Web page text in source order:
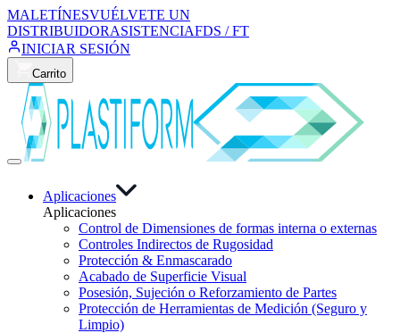
MALETÍNESVUÉLVETE UN
DISTRIBUIDORASISTENCIAFDS / FT
INICIAR SESIÓN
Carrito
Aplicaciones
Aplicaciones
Control de Dimensiones de formas interna o externas
Controles Indirectos de Rugosidad
Protección & Enmascarado
Acabado de Superficie Visual
Posesión, Sujeción o Reforzamiento de Partes
Protección de Herramientas de Medición (Seguro y
Limpio)